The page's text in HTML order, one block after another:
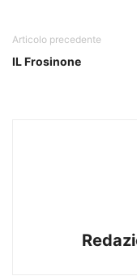
Articolo precedente
IL Frosinone